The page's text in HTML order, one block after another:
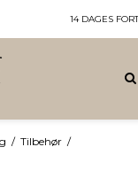
14 DAGES FORTRYDELSESRET
/ Tilbehør /